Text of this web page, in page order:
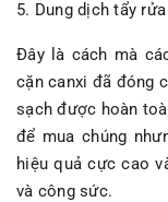
5. Dung dịch tẩy
Đây là cách mà
cặn canxi đã đóng
sạch được hoàn
để mua chúng
hiệu quả cực cao
và công sức.